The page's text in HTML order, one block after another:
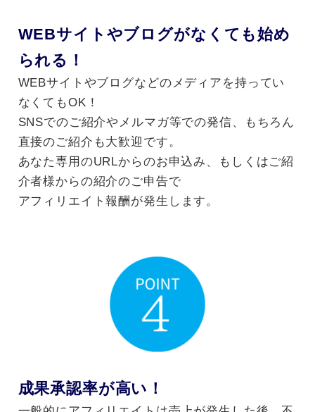
WEBサイトやブログがなくても始め
られる！
WEBサイトやブログなどのメディアを持ってい
なくてもOK！
SNSでのご紹介やメルマガ等での発信、もちろん
直接のご紹介も大歓迎です。
あなた専用のURLからのお申込み、もしくはご紹
介者様からの紹介のご申告で
アフィリエイト報酬が発生します。
成果承認率が高い！